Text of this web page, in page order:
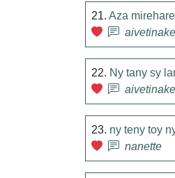
21. Aza
22. Ny tany sy
23. ny teny toy
nanette